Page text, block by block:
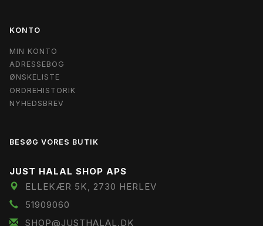
KONTO
MIN KONTO
ADRESSEBOG
ØNSKELISTE
ORDREHISTORIK
NYHEDSBREV
BESØG VORES BUTIK
JUST HALAL SHOP APS
ELLEKÆR 5K, 2730 HERLEV
51909060
SHOP@JUSTHALAL.DK